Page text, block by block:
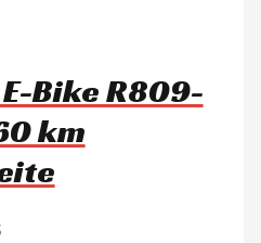
Bike R809-
km